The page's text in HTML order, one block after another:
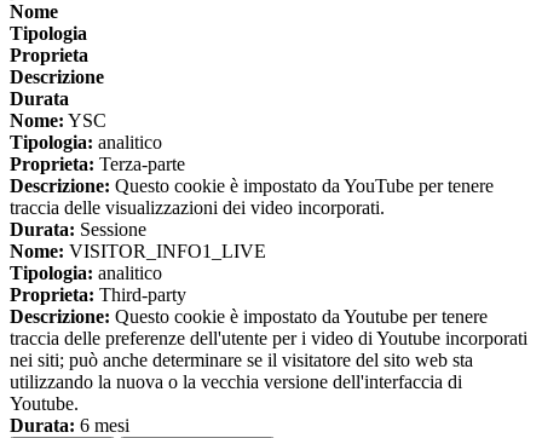
Nome
Tipologia
Proprieta
Descrizione
Durata
Nome: YSC
Tipologia: analitico
Proprieta: Terza-parte
Descrizione: Questo cookie è impostato da YouTube per tenere
traccia delle visualizzazioni dei video incorporati.
Durata: Sessione
Nome: VISITOR_INFO1_LIVE
Tipologia: analitico
Proprieta: Third-party
Descrizione: Questo cookie è impostato da Youtube per tenere
traccia delle preferenze dell'utente per i video di Youtube incorporati
nei siti; può anche determinare se il visitatore del sito web sta
utilizzando la nuova o la vecchia versione dell'interfaccia di
Youtube.
Durata: 6 mesi